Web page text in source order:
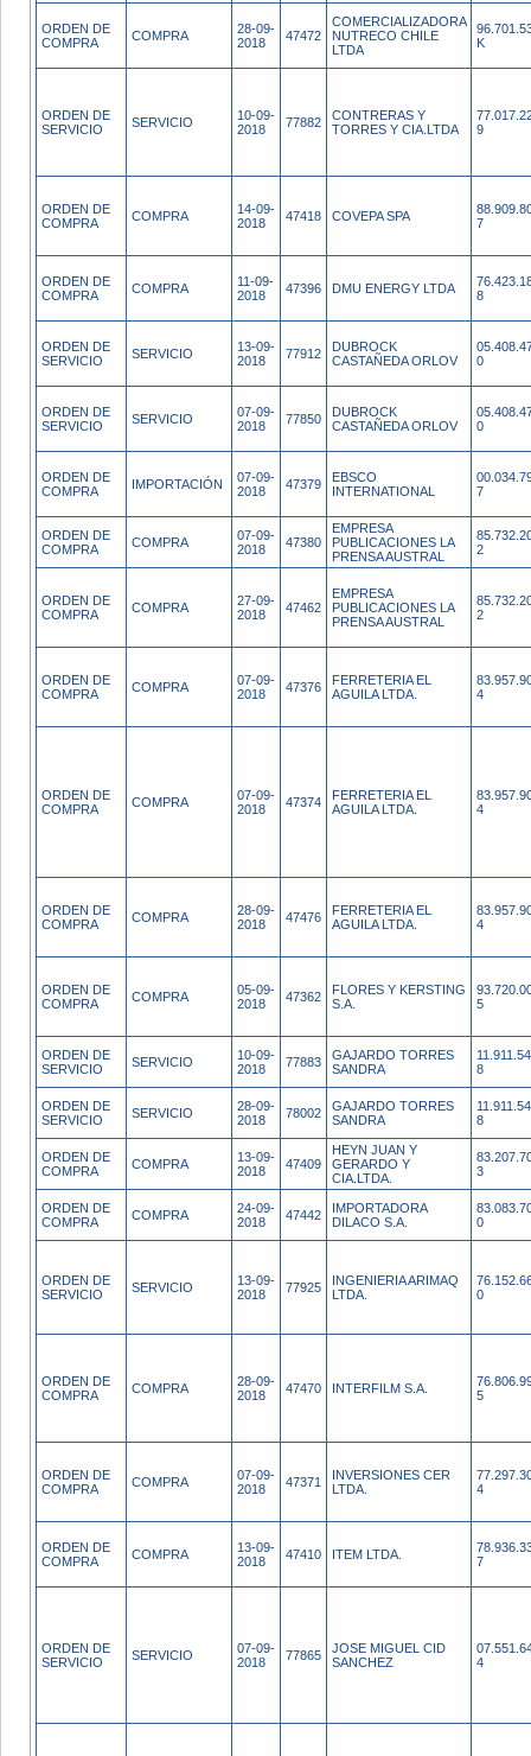
ORDEN DE
COMPRA
COMPRA
28-09-
2018
47472
COMERCIALIZADORA
NUTRECO CHILE
LTDA
K
ORDEN DE
SERVICIO
SERVICIO
10-09-
2018
77882
CONTRERAS Y
TORRES Y CIA.LTDA
9
ORDEN DE
COMPRA
COMPRA
14-09-
2018
47418 COVEPA SPA
7
ORDEN DE
COMPRA
COMPRA
11-09-
2018
47396 DMU ENERGY LTDA
8
ORDEN DE
SERVICIO
SERVICIO
13-09-
2018
77912
DUBROCK
CASTAÑEDA ORLOV
0
ORDEN DE
SERVICIO
SERVICIO
07-09-
2018
77850
DUBROCK
CASTAÑEDA ORLOV
0
ORDEN DE
COMPRA
IMPORTACIÓN
07-09-
2018
47379
EBSCO
INTERNATIONAL
7
ORDEN DE
COMPRA
COMPRA
07-09-
2018
47380
EMPRESA
PUBLICACIONES LA
PRENSA AUSTRAL
2
ORDEN DE
COMPRA
COMPRA
27-09-
2018
47462
EMPRESA
PUBLICACIONES LA
PRENSA AUSTRAL
2
ORDEN DE
COMPRA
COMPRA
07-09-
2018
47376
FERRETERIA EL
AGUILA LTDA.
4
ORDEN DE
COMPRA
COMPRA
07-09-
2018
47374
FERRETERIA EL
AGUILA LTDA.
4
ORDEN DE
COMPRA
COMPRA
28-09-
2018
47476
FERRETERIA EL
AGUILA LTDA.
4
ORDEN DE
COMPRA
COMPRA
05-09-
2018
47362
FLORES Y KERSTING
S.A.
5
ORDEN DE
SERVICIO
SERVICIO
10-09-
2018
77883
GAJARDO TORRES
SANDRA
8
ORDEN DE
SERVICIO
SERVICIO
28-09-
2018
78002
GAJARDO TORRES
SANDRA
8
ORDEN DE
COMPRA
COMPRA
13-09-
2018
47409
HEYN JUAN Y
GERARDO Y
CIA.LTDA.
3
ORDEN DE
COMPRA
COMPRA
24-09-
2018
47442
IMPORTADORA
DILACO S.A.
0
ORDEN DE
SERVICIO
SERVICIO
13-09-
2018
77925
INGENIERIA ARIMAQ
LTDA.
0
ORDEN DE
COMPRA
COMPRA
28-09-
2018
47470 INTERFILM S.A.
5
ORDEN DE
COMPRA
COMPRA
07-09-
2018
47371
INVERSIONES CER
LTDA.
4
ORDEN DE
COMPRA
COMPRA
13-09-
2018
47410 ITEM LTDA.
7
ORDEN DE
SERVICIO
SERVICIO
07-09-
2018
77865
JOSE MIGUEL CID
SANCHEZ
4